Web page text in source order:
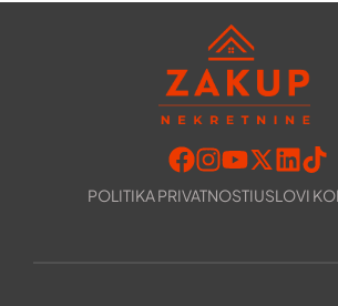
POLITIKA PRIVATNOSTIUSLOVI